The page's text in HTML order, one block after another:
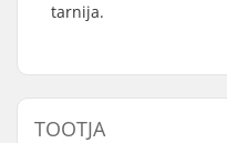
tarnija.
TOOTJA